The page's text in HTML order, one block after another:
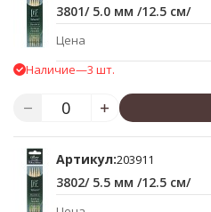
3801/ 5.0 мм /12.5 см/
Цена
Наличие—3 шт.
Артикул:203911
3802/ 5.5 мм /12.5 см/